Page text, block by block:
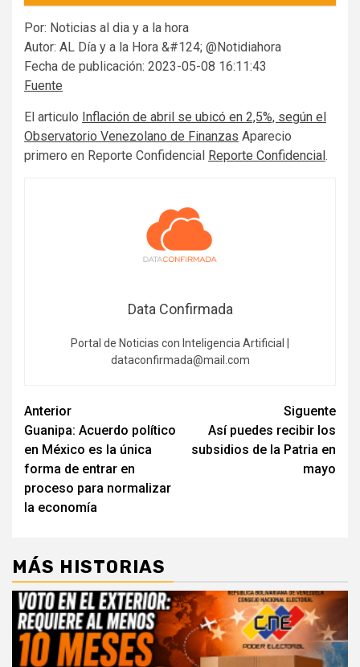
Por: Noticias al dia y a la hora
Autor: AL Día y a la Hora &#124; @Notidiahora
Fecha de publicación: 2023-05-08 16:11:43
Fuente
El articulo Inflación de abril se ubicó en 2,5%, según el
Observatorio Venezolano de Finanzas Aparecio
primero en Reporte Confidencial Reporte Confidencial.
Data Confirmada
Portal de Noticias con Inteligencia Artificial |
dataconfirmada@mail.com
Navegación
de
entradas
Anterior
Guanipa: Acuerdo político
en México es la única
forma de entrar en
proceso para normalizar
la economía
Siguente
Así puedes recibir los
subsidios de la Patria en
mayo
MÁS HISTORIAS